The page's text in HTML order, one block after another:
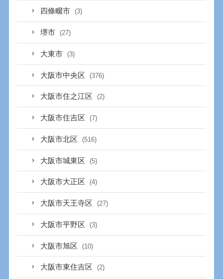
四條畷市 (3)
堺市 (27)
大東市 (3)
大阪市中央区 (376)
大阪市住之江区 (2)
大阪市住吉区 (7)
大阪市北区 (516)
大阪市城東区 (5)
大阪市大正区 (4)
大阪市天王寺区 (27)
大阪市平野区 (3)
大阪市旭区 (10)
大阪市東住吉区 (2)